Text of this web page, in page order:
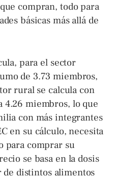
compran, todo para
básicas más allá de
para el sector
de 3.73 miembros,
rural se calcula con
4.26 miembros, lo que
con más integrantes
en su cálculo, necesita
para comprar su
se basa en la dosis
distintos alimentos